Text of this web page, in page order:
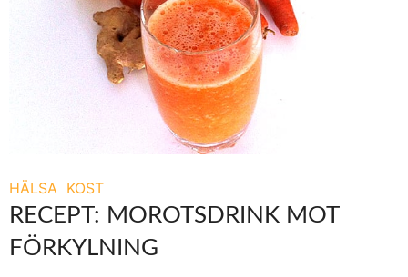
HÄLSA KOST
RECEPT: MOROTSDRINK MOT
FÖRKYLNING